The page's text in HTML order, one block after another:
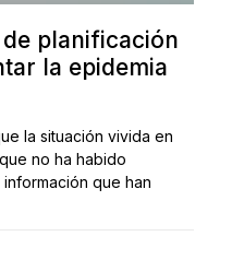
planificación
la epidemia
la situación vivida en
no ha habido
que han